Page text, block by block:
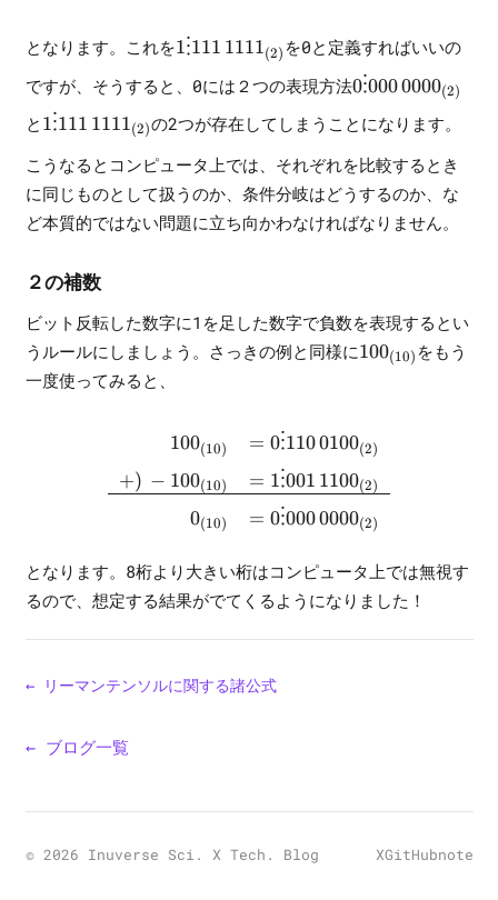
となります。これを
1\vdots111\,1111_{(2)}
1⋮111 1111(2) を0と定義すればいいの
ですが、そうすると、0には２つの表現方法0⋮0000000(2)
と
1\vdots111\,1111_{(2)}
1⋮111 1111(2)の2つが存在してしまうことになります。
こうなるとコンピュータ上では、それぞれを比較するとき
に同じものとして扱うのか、条件分岐はどうするのか、な
ど本質的ではない問題に立ち向かわなければなりません。
２の補数
ビット反転した数字に1を足した数字で負数を表現するとい
うルールにしましょう。さっきの例と同様に100_{(10)}
100(10) をもう
一度使ってみると、
\begin{array}{rl}
100(10)
+) − 100(10)
0(10)
= 0⋮1100100(2)
= 1⋮001 1100(2)
= 0⋮0000000(2)
となります。8桁より大きい桁はコンピュータ上では無視す
るので、想定する結果がでてくるようになりました！
← リーマンテンソルに関する諸公式
← ブログ一覧
© 2026 Inuverse Sci. X Tech. Blog XGitHubnote